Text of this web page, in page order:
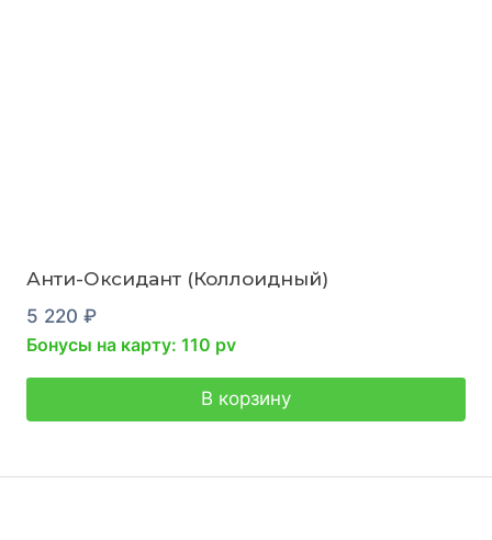
Анти-Оксидант (Коллоидный)
5 220 ₽
Бонусы на карту: 110 pv
В корзину